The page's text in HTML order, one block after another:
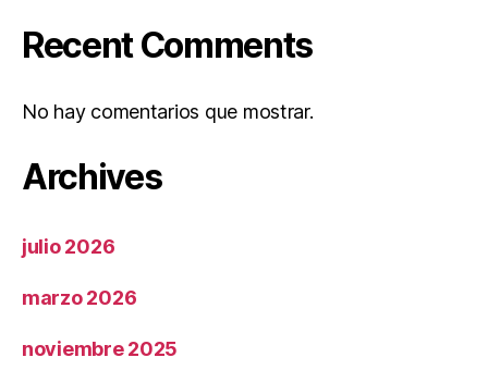
Recent Comments
No hay comentarios que mostrar.
Archives
julio 2026
marzo 2026
noviembre 2025